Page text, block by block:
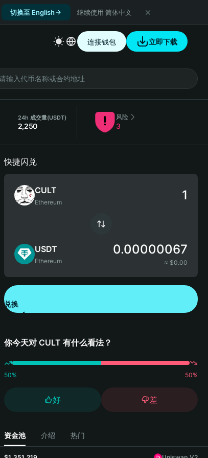
切换至 English 继续使用 简体中文
连接钱包 立即下载
24h 成交量(USDT)
2,250
风险
3
快捷闪兑
CULT
Ethereum
USDT
Ethereum
0.00000067
≈ $0.00
兑换
你今天对 CULT 有什么看法？
50% 50%
好 差
资金池 介绍 热门